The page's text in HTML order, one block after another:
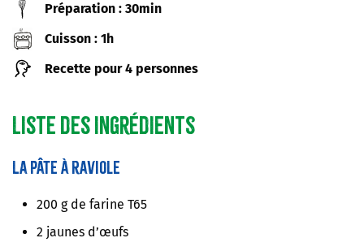
Préparation : 30min
Cuisson : 1h
Recette pour 4 personnes
Liste des ingrédients
La pâte à raviole
200 g de farine T65
2 jaunes d’œufs